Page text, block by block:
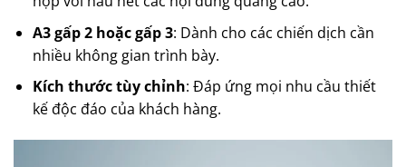
A3 gấp 2 hoặc gấp 3: Dành cho các chiến dịch cần
nhiều không gian trình bày.
Kích thước tùy chỉnh: Đáp ứng mọi nhu cầu thiết
kế độc đáo của khách hàng.